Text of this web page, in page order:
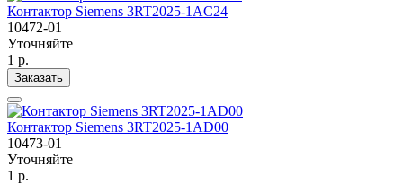
Контактор Siemens 3RT2025-1AC24
10472-01
Уточняйте
1 р.
Заказать
Контактор Siemens 3RT2025-1AD00
10473-01
Уточняйте
1 р.